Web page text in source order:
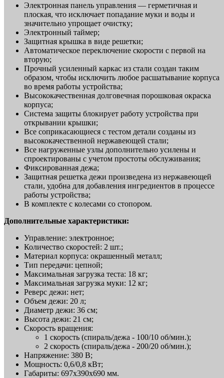
Электронная панель управления — герметичная и
плоская, что исключает попадание муки и воды и
значительно упрощает очистку;
Электронный таймер;
Защитная крышка в виде решетки;
Автоматическое переключение скорости с первой на
вторую;
Прочный усиленный каркас из стали создан таким
образом, чтобы исключить любое расшатывание корпуса
во время работы устройства;
Высококачественная долговечная порошковая окраска
корпуса;
Система защиты блокирует работу устройства при
открывании крышки;
Все соприкасающиеся с тестом детали созданы из
высококачественной нержавеющей стали;
Все нагруженные узлы дополнительно усилены и
спроектированы с учетом простоты обслуживания;
Фиксированная дежа;
Защитная решетка дежи произведена из нержавеющей
стали, удобна для добавления ингредиентов в процессе
работы устройства;
В комплекте с колесами со стопором.
Дополнительные характеристики:
Управление: электронное;
Количество скоростей: 2 шт.;
Материал корпуса: окрашенный металл;
Тип передачи: цепной;
Максимальная загрузка теста: 18 кг;
Максимальная загрузка муки: 12 кг;
Реверс дежи: нет;
Объем дежи: 20 л;
Диаметр дежи: 36 см;
Высота дежи: 21 см;
Скорость вращения:
1 скорость (спираль/дежа - 100/10 об/мин.);
2 скорость (спираль/дежа - 200/20 об/мин.);
Напряжение: 380 В;
Мощность: 0,6/0,8 кВт;
Габариты: 697x390x690 мм.